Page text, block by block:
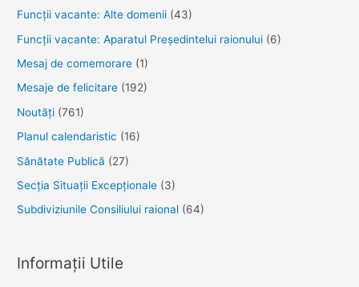
Funcţii vacante: Alte domenii (43)
Funcții vacante: Aparatul Președintelui raionului (6)
Mesaj de comemorare (1)
Mesaje de felicitare (192)
Noutăţi (761)
Planul calendaristic (16)
Sănătate Publică (27)
Secția Situații Excepționale (3)
Subdiviziunile Consiliului raional (64)
Informații Utile